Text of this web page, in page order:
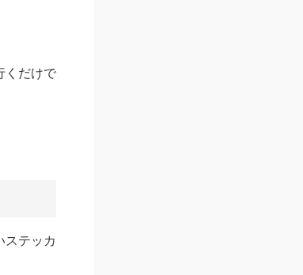
くだけで
ステッカ